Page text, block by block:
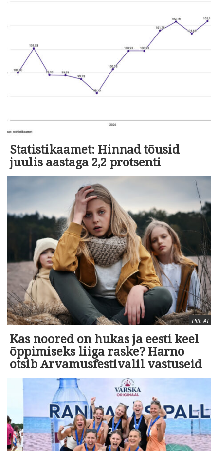
Statistikaamet: Hinnad tõusid
juulis aastaga 2,2 protsenti
Pilt: AI
Kas noored on hukas ja eesti keel
õppimiseks liiga raske? Harno
otsib Arvamusfestivalil vastuseid